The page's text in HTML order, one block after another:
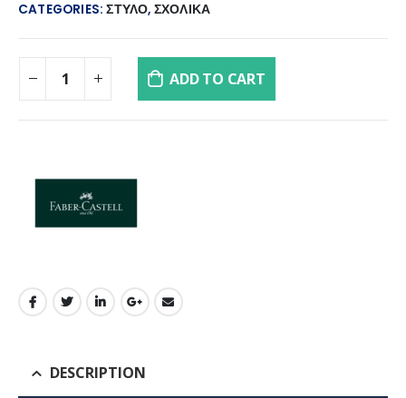
CATEGORIES:ΣΤΥΛΟ, ΣΧΟΛΙΚΑ
ADD TO CART
DESCRIPTION